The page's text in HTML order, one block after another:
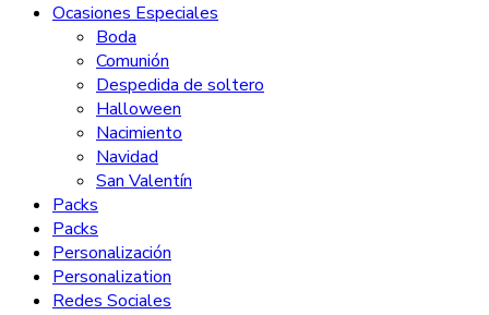
Ocasiones Especiales
Boda
Comunión
Despedida de soltero
Halloween
Nacimiento
Navidad
San Valentín
Packs
Packs
Personalización
Personalization
Redes Sociales